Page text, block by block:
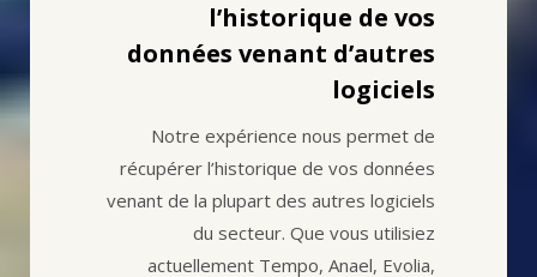
l’historique de vos
données venant d’autres
logiciels
Notre expérience nous permet de
récupérer l’historique de vos données
venant de la plupart des autres logiciels
du secteur. Que vous utilisiez
actuellement Tempo, Anael, Evolia,